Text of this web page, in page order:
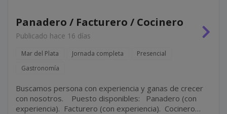
Panadero / Facturero / Cocinero
Publicado hace 16 días
Mar del Plata Jornada completa
Presencial
Gastronomía
Buscamos persona con experiencia y ganas de crecer
con nosotros. Puesto disponibles: Panadero (con
experiencia). Facturero (con experiencia). Cocinero